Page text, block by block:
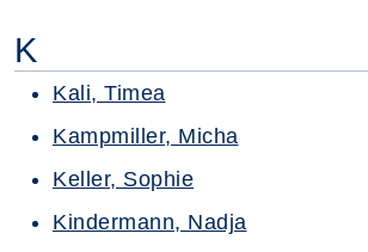
K
Kali, Timea
Kampmiller, Micha
Keller, Sophie
Kindermann, Nadja